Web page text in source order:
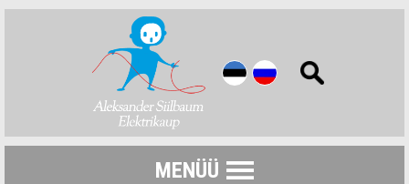
MENÜÜ